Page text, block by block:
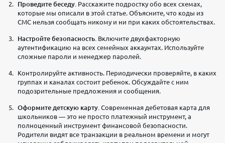
Проведите беседу. Расскажите подростку обо всех схемах,
которые мы описали в этой статье. Объясните, что коды из
СМС нельзя сообщать никому и ни при каких обстоятельствах.
Настройте безопасность. Включите двухфакторную
аутентификацию на всех семейных аккаунтах. Используйте
сложные пароли и менеджер паролей.
Контролируйте активность. Периодически проверяйте, в каких
группах и каналах состоит ребенок. Обсуждайте с ним
подозрительные предложения и сообщения.
Оформите детскую карту. Современная дебетовая карта для
школьников — это не просто платежный инструмент, а
полноценный инструмент финансовой безопасности.
Родители видят все транзакции в реальном времени и могут